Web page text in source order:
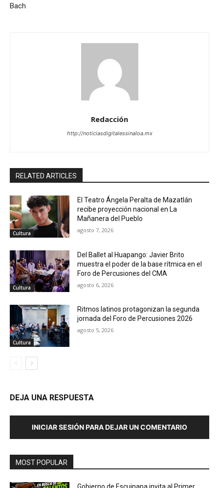
Bach
Redacción
http://noticiasdigitalessinaloa.mx
RELATED ARTICLES
Cultura
El Teatro Ángela Peralta de Mazatlán
recibe proyección nacional en La
Mañanera del Pueblo
agosto 7, 2026
Cultura
Del Ballet al Huapango: Javier Brito
muestra el poder de la base rítmica en el
Foro de Percusiones del CMA
agosto 6, 2026
Cultura
Ritmos latinos protagonizan la segunda
jornada del Foro de Percusiones 2026
agosto 5, 2026
DEJA UNA RESPUESTA
INICIAR SESIÓN PARA DEJAR UN COMENTARIO
MOST POPULAR